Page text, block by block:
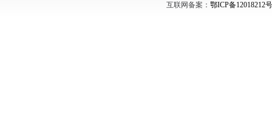
互联网备案： 鄂ICP备12018212